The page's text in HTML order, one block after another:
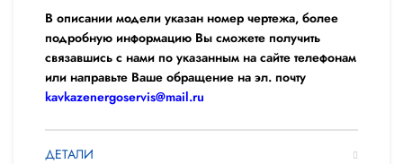
В описании модели указан номер чертежа, более
подробную информацию Вы сможете получить
связавшись с нами по указанным на сайте телефонам
или направьте Ваше обращение на эл. почту
kavkazenergoservis@mail.ru
ДЕТАЛИ